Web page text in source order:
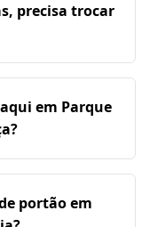
precisa trocar
em Parque
portão em